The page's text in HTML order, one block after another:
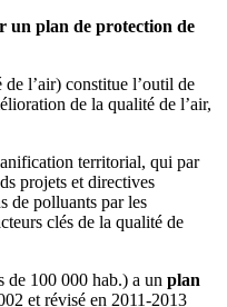
un plan de protection de
l’air) constitue l’outil de
de la qualité de l’air,
territorial, qui par
projets et directives
de polluants par les
clés de la qualité de
de 100 000 hab.) a un plan
et révisé en 2011-2013